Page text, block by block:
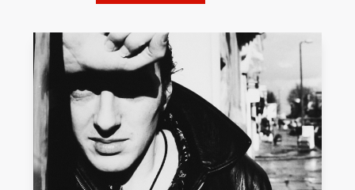
INTERJÚK
PREMIEREK
KULT
MÁSVILÁG